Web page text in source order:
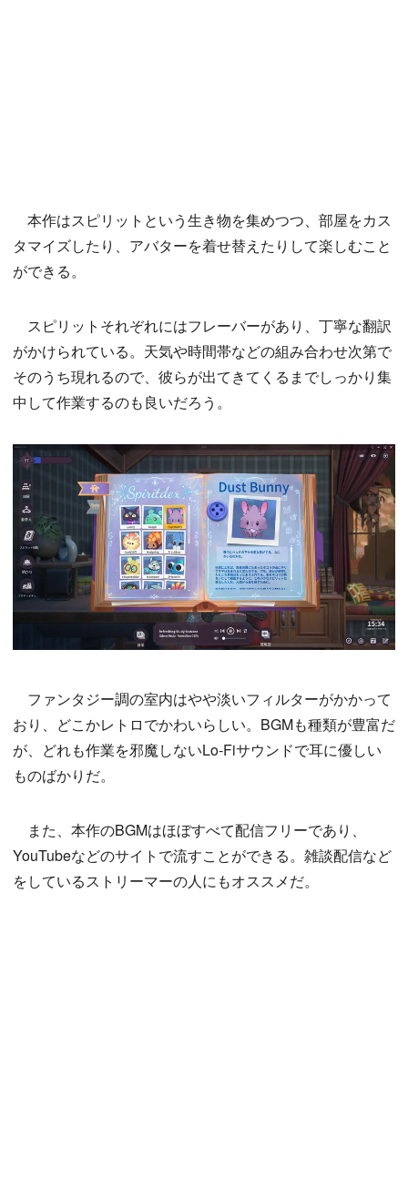
本作はスピリットという生き物を集めつつ、部屋をカス
タマイズしたり、アバターを着せ替えたりして楽しむこと
ができる。
スピリットそれぞれにはフレーバーがあり、丁寧な翻訳
がかけられている。天気や時間帯などの組み合わせ次第で
そのうち現れるので、彼らが出てきてくるまでしっかり集
中して作業するのも良いだろう。
ファンタジー調の室内はやや淡いフィルターがかかって
おり、どこかレトロでかわいらしい。BGMも種類が豊富だ
が、どれも作業を邪魔しないLo-Fiサウンドで耳に優しい
ものばかりだ。
また、本作のBGMはほぼすべて配信フリーであり、
YouTubeなどのサイトで流すことができる。雑談配信など
をしているストリーマーの人にもオススメだ。